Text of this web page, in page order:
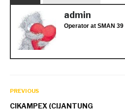
admin
Operator at SMAN
PREVIOUS
CIKAMPEX (CIJANTUNG